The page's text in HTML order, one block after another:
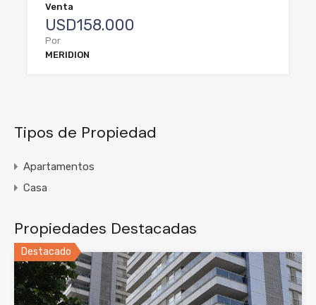
Venta
USD158.000
Por
MERIDION
Tipos de Propiedad
Apartamentos
Casa
Propiedades Destacadas
Destacado